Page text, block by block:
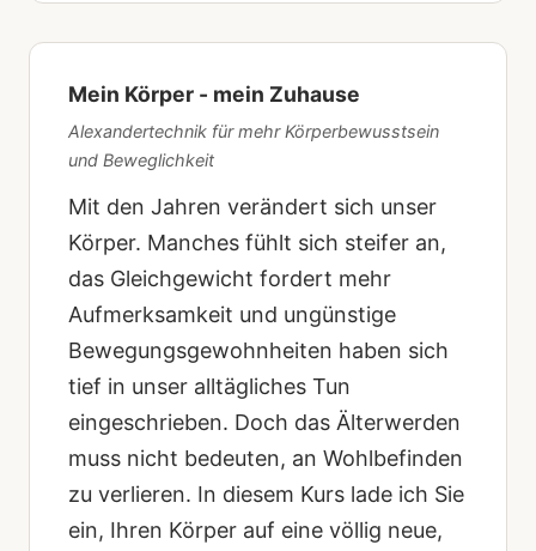
Mein Körper - mein Zuhause
Alexandertechnik für mehr Körperbewusstsein
und Beweglichkeit
Mit den Jahren verändert sich unser
Körper. Manches fühlt sich steifer an,
das Gleichgewicht fordert mehr
Aufmerksamkeit und ungünstige
Bewegungsgewohnheiten haben sich
tief in unser alltägliches Tun
eingeschrieben. Doch das Älterwerden
muss nicht bedeuten, an Wohlbefinden
zu verlieren. In diesem Kurs lade ich Sie
ein, Ihren Körper auf eine völlig neue,